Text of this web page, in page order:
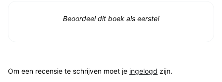
Beoordeel dit boek als eerste!
Om een recensie te schrijven moet je ingelogd zijn.